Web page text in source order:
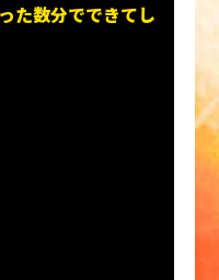
た数分でできてし